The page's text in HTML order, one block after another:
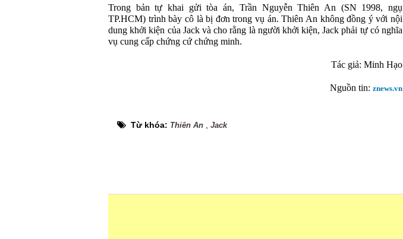
Trong bản tự khai gửi tòa án, Trần Nguyễn Thiên An (SN 1998, ngụ
TP.HCM) trình bày cô là bị đơn trong vụ án. Thiên An không đồng ý với nội
dung khởi kiện của Jack và cho rằng là người khởi kiện, Jack phải tự có nghĩa
vụ cung cấp chứng cứ chứng minh.
Tác giả: Minh Hạo
Nguồn tin: znews.vn
Từ khóa: Thiên An Jack